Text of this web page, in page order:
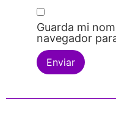
Guarda mi
navegador